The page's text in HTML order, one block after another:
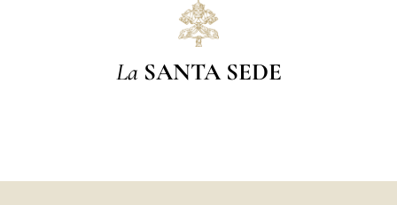
La SANTA SEDE